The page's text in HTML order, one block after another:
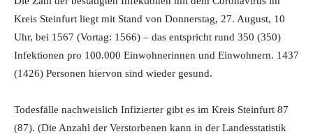
Kreis Steinfurt liegt mit Stand von Donnerstag, 27. August, 10
Uhr, bei 1567 (Vortag: 1566) – das entspricht rund 350 (350)
Infektionen pro 100.000 Einwohnerinnen und Einwohnern. 1437
(1426) Personen hiervon sind wieder gesund.
Todesfälle nachweislich Infizierter gibt es im Kreis Steinfurt 87
(87). (Die Anzahl der Verstorbenen kann in der Landesstatistik